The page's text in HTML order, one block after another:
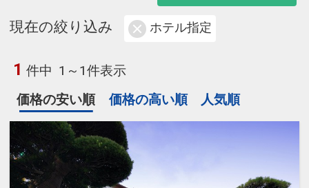
現在の絞り込み ホテル指定
1 件中 1～1件表示
価格の安い順
価格の高い順 人気順